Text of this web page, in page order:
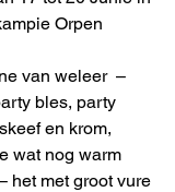
Orpen
van weleer  –
bles, party
en krom,
wat nog warm
het met groot vure